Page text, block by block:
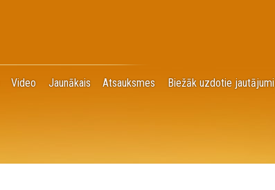
Video Jaunākais Atsauksmes Biežāk uzdotie jautājumi